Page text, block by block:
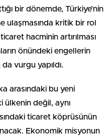
bir dönemde, Türkiye’nin
ulaşmasında kritik bir rol
hacminin artırılması
önündeki engellerin
vurgu yapıldı.
arasındaki bu yeni
ülkenin değil, aynı
ticaret köprüsünün
Ekonomik misyonun